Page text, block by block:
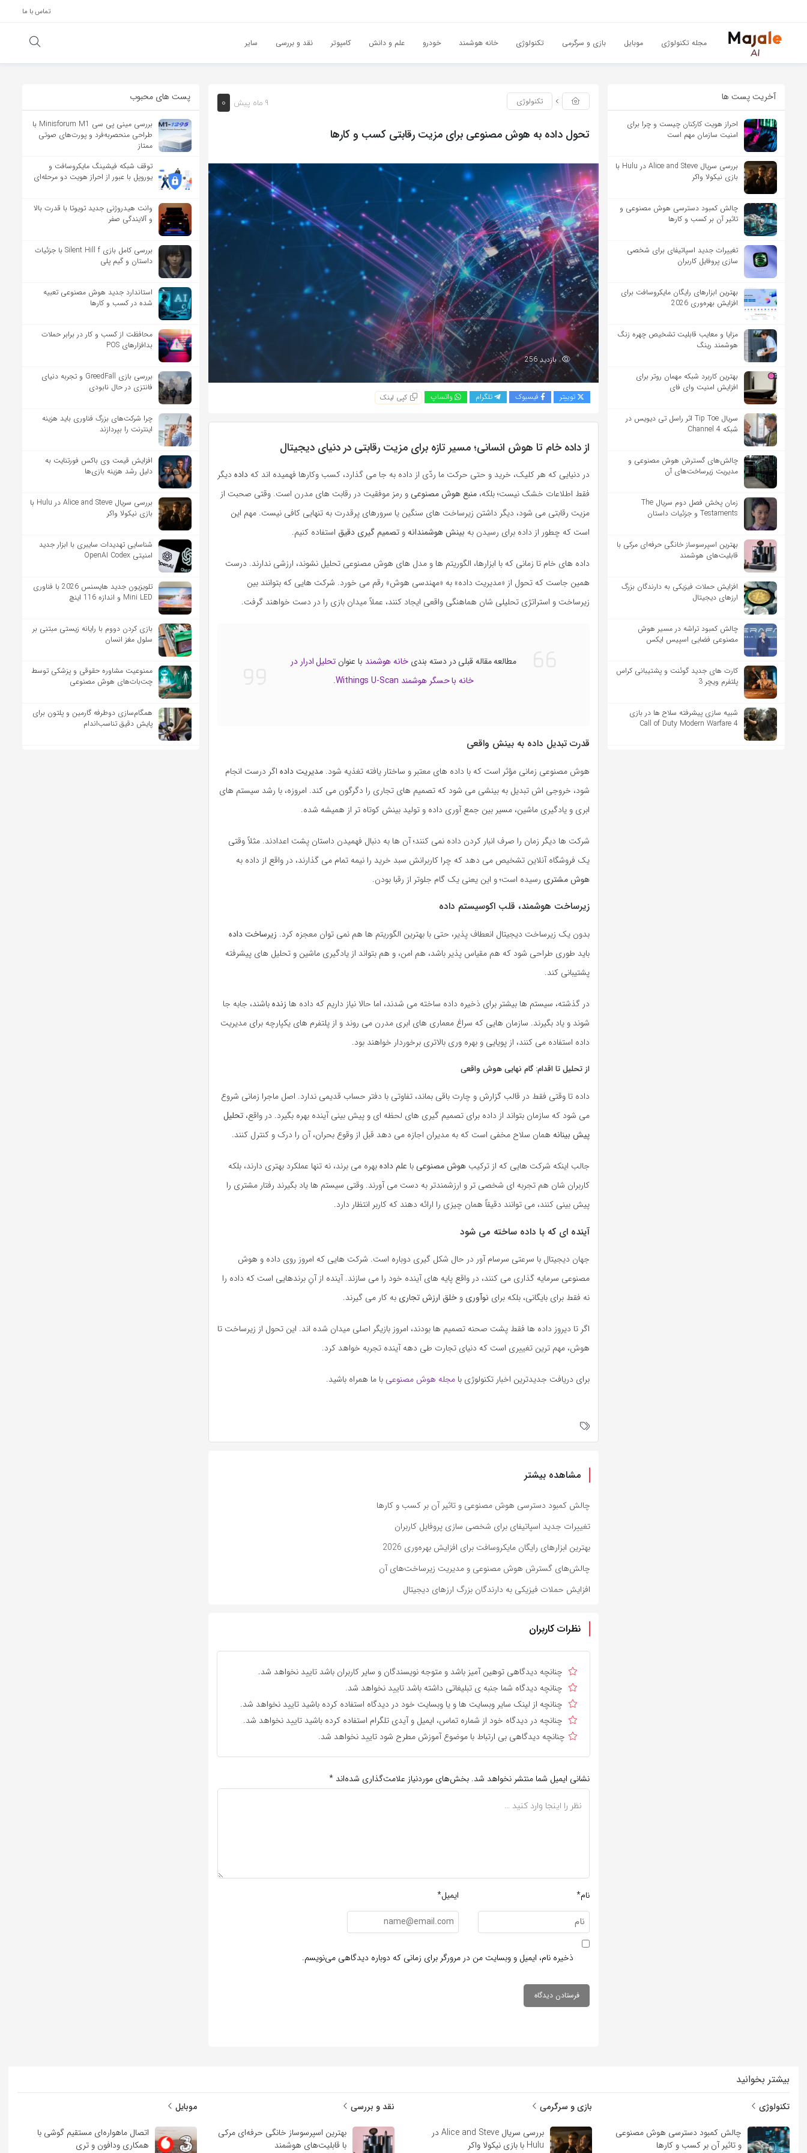
تماس با ما
مجله تکنولوژی موبایل بازی و سرگرمی تکنولوژی خانه هوشمند خودرو علم و دانش کامپوتر نقد و بررسی سایر
آخریت پست ها
احراز هویت کارکنان چیست و چرا برای
امنیت سازمان مهم است
بررسی سریال Alice and Steve در Hulu با
بازی نیکولا واکر
چالش کمبود دسترسی هوش مصنوعی و
تاثیر آن بر کسب و کارها
تغییرات جدید اسپاتیفای برای شخصی
سازی پروفایل کاربران
بهترین ابزارهای رایگان مایکروسافت برای
افزایش بهره‌وری 2026
مزایا و معایب قابلیت تشخیص چهره زنگ
هوشمند رینگ
بهترین کاربرد شبکه مهمان روتر برای
افزایش امنیت وای فای
سریال Tip Toe اثر راسل تی دیویس در
شبکه Channel 4
چالش‌های گسترش هوش مصنوعی و
مدیریت زیرساخت‌های آن
زمان پخش فصل دوم سریال The
Testaments و جزئیات داستان
بهترین اسپرسوساز خانگی حرفه‌ای مرکی با
قابلیت‌های هوشمند
افزایش حملات فیزیکی به دارندگان بزرگ
ارزهای دیجیتال
چالش کمبود تراشه در مسیر هوش
مصنوعی فضایی اسپیس ایکس
کارت های جدید گوئنت و پشتیبانی کراس
پلتفرم ویچر 3
شبیه سازی پیشرفته سلاح ها در بازی
Call of Duty Modern Warfare 4
9 ماه پیش 0 تکنولوژی
تحول داده به هوش مصنوعی برای مزیت رقابتی کسب و کارها
بازدید 256
توییتر فیسبوک تلگرام واتساپ کپی لینک
از داده خام تا هوش انسانی؛ مسیر تازه برای مزیت رقابتی در دنیای دیجیتال
در دنیایی که هر کلیک، خرید و حتی حرکت ما ردّی از داده به جا می گذارد، کسب وکارها فهمیده اند که داده دیگر
فقط اطلاعات خشک نیست؛ بلکه، منبع هوش مصنوعیو رمز موفقیت در رقابت های مدرن است. وقتی صحبت از
مزیت رقابتی می شود، دیگر داشتن زیرساخت های سنگین یا سرورهای پرقدرت به تنهایی کافی نیست. مهم این
است که چطور از داده برای رسیدن به بینش هوشمندانهو تصمیم گیری دقیق استفاده کنیم.
داده های خام تا زمانی که با ابزارها، الگوریتم ها و مدل های هوش مصنوعی تحلیل نشوند، ارزشی ندارند. درست
همین جاست که تحول از «مدیریت داده» به «مهندسی هوش» رقم می خورد. شرکت هایی که بتوانند بین
زیرساخت و استراتژی تحلیلی شان هماهنگی واقعی ایجاد کنند، عملاً میدان بازی را در دست خواهند گرفت.
مطالعه مقاله قبلی در دسته بندیخانه هوشمند با عنوانتحلیل ادرار در
خانه با حسگر هوشمند Withings U-Scan
.
قدرت تبدیل داده به بینش واقعی
هوش مصنوعی زمانی مؤثر است که با داده های معتبر و ساختار یافته تغذیه شود. مدیریت داده اگر درست انجام
شود، خروجی اش تبدیل به بینشی می شود که تصمیم های تجاری را دگرگون می کند. امروزه، با رشد سیستم های
ابری و یادگیری ماشین، مسیر بین جمع آوری داده و تولید بینش کوتاه تر از همیشه شده.
شرکت ها دیگر زمان را صرف انبار کردن داده نمی کنند؛ آن ها به دنبال فهمیدن داستان پشت اعدادند. مثلاً وقتی
یک فروشگاه آنلاین تشخیص می دهد که چرا کاربرانش سبد خرید را نیمه تمام می گذارند، در واقع از داده به
هوش مشتری رسیده است؛ و این یعنی یک گام جلوتر از رقبا بودن.
زیرساخت هوشمند، قلب اکوسیستم داده
بدون یک زیرساخت دیجیتال انعطاف پذیر، حتی با بهترین الگوریتم ها هم نمی توان معجزه کرد. زیرساخت داده
باید طوری طراحی شود که هم مقیاس پذیر باشد، هم امن، و هم بتواند از یادگیری ماشین و تحلیل های پیشرفته
پشتیبانی کند.
در گذشته، سیستم ها بیشتر برای ذخیره داده ساخته می شدند، اما حالا نیاز داریم که داده ها زندهباشند، جابه جا
شوند و یاد بگیرند. سازمان هایی که سراغ معماری های ابری مدرن می روند و از پلتفرم های یکپارچه برای مدیریت
داده استفاده می کنند، از پویایی و بهره وری بالاتری برخوردار خواهند بود.
از تحلیل تا اقدام: گام نهایی هوش واقعی
داده تا وقتی فقط در قالب گزارش و چارت باقی بماند، تفاوتی با دفتر حساب قدیمی ندارد. اصل ماجرا زمانی شروع
می شود که سازمان بتواند از داده برای تصمیم گیری های لحظه ای و پیش بینی آینده بهره بگیرد. در واقع، تحلیل
پیش بینانه همان سلاح مخفی است که به مدیران اجازه می دهد قبل از وقوع بحران، آن را درک و کنترل کنند.
جالب اینکه شرکت هایی که از ترکیب هوش مصنوعیبا علم دادهبهره می برند، نه تنها عملکرد بهتری دارند، بلکه
کاربران شان هم تجربه ای شخصی تر و ارزشمندتر به دست می آورند. وقتی سیستم ها یاد بگیرند رفتار مشتری را
پیش بینی کنند، می توانند دقیقاً همان چیزی را ارائه دهند که کاربر انتظار دارد.
آینده ای که با داده ساخته می شود
جهان دیجیتال با سرعتی سرسام آور در حال شکل گیری دوباره است. شرکت هایی که امروز روی داده و هوش
مصنوعی سرمایه گذاری می کنند، در واقع پایه های آینده خود را می سازند. آینده از آنِ برندهایی است که داده را
نه فقط برای بایگانی، بلکه برای نوآوری و خلق ارزش تجاری به کار می گیرند.
اگر تا دیروز داده ها فقط پشت صحنه تصمیم ها بودند، امروز بازیگر اصلی میدان شده اند. این تحول از زیرساخت تا
هوش، مهم ترین تغییری است که دنیای تجارت طی دهه آینده تجربه خواهد کرد.
برای دریافت جدیدترین اخبار تکنولوژی با مجله هوش مصنوعی با ما همراه باشید.
مشاهده بیشتر
چالش کمبود دسترسی هوش مصنوعی و تاثیر آن بر کسب و کارها
تغییرات جدید اسپاتیفای برای شخصی سازی پروفایل کاربران
بهترین ابزارهای رایگان مایکروسافت برای افزایش بهره‌وری 2026
چالش‌های گسترش هوش مصنوعی و مدیریت زیرساخت‌های آن
افزایش حملات فیزیکی به دارندگان بزرگ ارزهای دیجیتال
نظرات کاربران
چنانچه دیدگاهی توهین آمیز باشد و متوجه نویسندگان و سایر کاربران باشد تایید نخواهد شد.
چنانچه دیدگاه شما جنبه ی تبلیغاتی داشته باشد تایید نخواهد شد.
چنانچه از لینک سایر وبسایت ها و یا وبسایت خود در دیدگاه استفاده کرده باشید تایید نخواهد شد.
چنانچه در دیدگاه خود از شماره تماس، ایمیل و آیدی تلگرام استفاده کرده باشید تایید نخواهد شد.
چنانچه دیدگاهی بی ارتباط با موضوع آموزش مطرح شود تایید نخواهد شد.
نشانی ایمیل شما منتشر نخواهد شد. بخش‌های موردنیاز علامت‌گذاری شده‌اند *
نام* ایمیل*
ذخیره نام، ایمیل و وبسایت من در مرورگر برای زمانی که دوباره دیدگاهی می‌نویسم.
پست های محبوب
بررسی مینی پی ‌سی Minisforum M1 با
طراحی منحصربه‌فرد و پورت‌های صوتی
ممتاز
توقف شبکه فیشینگ مایکروسافت و
یوروپل با عبور از احراز هویت دو مرحله‌ای
وانت هیدروژنی جدید تویوتا با قدرت بالا
و آلایندگی صفر
بررسی کامل بازی Silent Hill f با جزئیات
داستان و گیم پلی
استاندارد جدید هوش مصنوعی تعبیه
شده در کسب و کارها
محافظت از کسب و کار در برابر حملات
بدافزارهای POS
بررسی بازی GreedFall و تجربه دنیای
فانتزی در حال نابودی
چرا شرکت‌های بزرگ فناوری باید هزینه
اینترنت را بپردازند
افزایش قیمت وی باکس فورتنایت به
دلیل رشد هزینه بازی‌ها
بررسی سریال Alice and Steve در Hulu با
بازی نیکولا واکر
شناسایی تهدیدات سایبری با ابزار جدید
امنیتی OpenAI Codex
تلویزیون جدید هایسنس 2026 با فناوری
Mini LED و اندازه 116 اینچ
بازی کردن دووم با رایانه زیستی مبتنی بر
سلول مغز انسان
ممنوعیت مشاوره حقوقی و پزشکی توسط
چت‌بات‌های هوش مصنوعی
همگام‌سازی دوطرفه گارمین و پلتون برای
پایش دقیق تناسب‌اندام
بیشتر بخوانید
تکنولوژی
چالش کمبود دسترسی هوش مصنوعی
و تاثیر آن بر کسب و کارها
بازی و سرگرمی
بررسی سریال Alice and Steve در
Hulu با بازی نیکولا واکر
نقد و بررسی
بهترین اسپرسوساز خانگی حرفه‌ای مرکی
با قابلیت‌های هوشمند
موبایل
اتصال ماهواره‌ای مستقیم گوشی‌ با
همکاری ودافون و تری